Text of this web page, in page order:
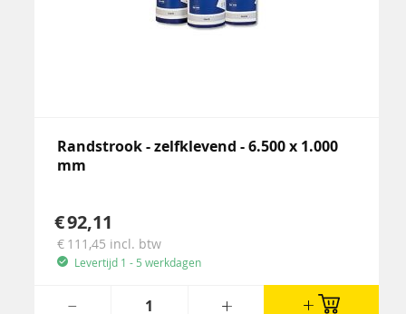
Randstrook - zelfklevend - 6.500 x 1.000
mm
92,11
111,45 incl. btw
Levertijd 1 - 5 werkdagen